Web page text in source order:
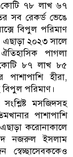
কোটি ৭৮ লাখ ৬৭
সব রেকর্ড ভেঙে
বিপুল পরিমাণ
এছাড়া ২০২৩ সালে
পাগলা
কোটি ৮৭ লাখ ৮৫
হীরা,
বিপুল পরিমাণ।
মসজিদসহ
পাশাপাশি
করোনাকালে
নজরুল ইসলাম